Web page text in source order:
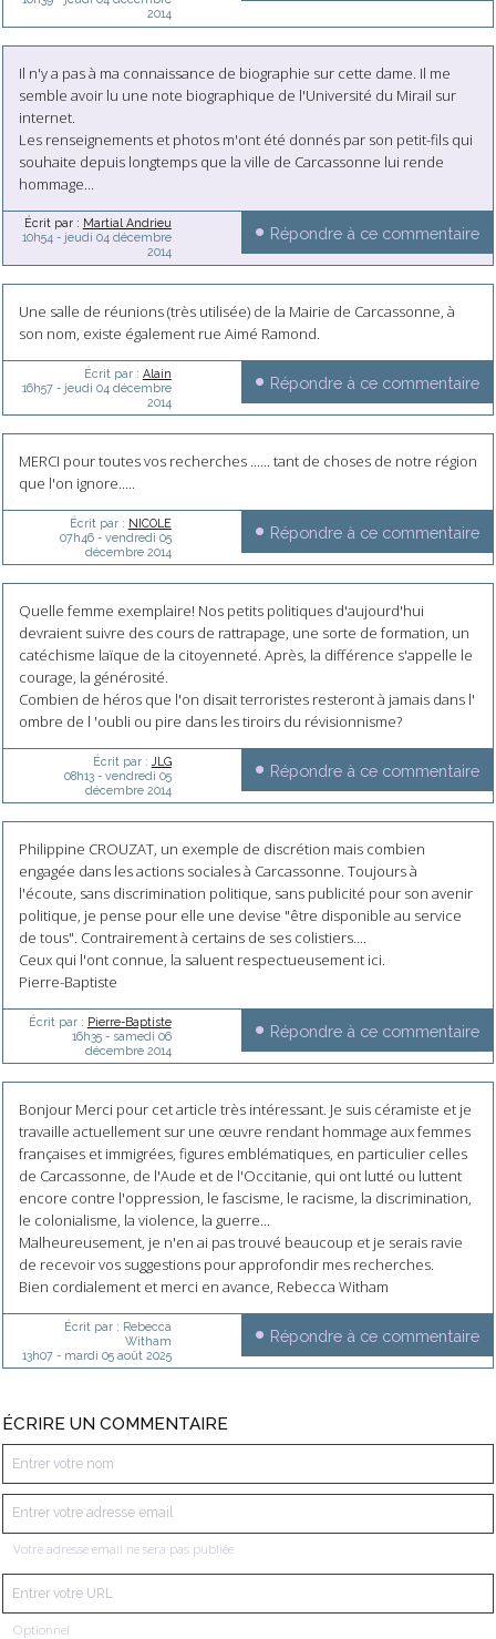
2014
Il n'y a pas à ma connaissance de biographie sur cette dame. Il me
semble avoir lu une note biographique de l'Université du Mirail sur
internet.
Les renseignements et photos m'ont été donnés par son petit-fils qui
souhaite depuis longtemps que la ville de Carcassonne lui rende
hommage...
Écrit par : Martial Andrieu
10h54- jeudi 04 décembre
2014
Répondre à ce commentaire
Une salle de réunions (très utilisée) de la Mairie de Carcassonne, à
son nom, existe également rue Aimé Ramond.
Écrit par : Alain
16h57- jeudi 04 décembre
2014
Répondre à ce commentaire
MERCI pour toutes vos recherches ...... tant de choses de notre région
que l'on ignore.....
Écrit par : NICOLE
07h46- vendredi 05
décembre 2014
Répondre à ce commentaire
Quelle femme exemplaire! Nos petits politiques d'aujourd'hui
devraient suivre des cours de rattrapage, une sorte de formation, un
catéchisme laïque de la citoyenneté. Après, la différence s'appelle le
courage, la générosité.
Combien de héros que l'on disait terroristes resteront à jamais dans l'
ombre de l 'oubli ou pire dans les tiroirs du révisionnisme?
Écrit par : JLG
08h13- vendredi 05
décembre 2014
Répondre à ce commentaire
Philippine CROUZAT, un exemple de discrétion mais combien
engagée dans les actions sociales à Carcassonne. Toujours à
l'écoute, sans discrimination politique, sans publicité pour son avenir
politique, je pense pour elle une devise "être disponible au service
de tous". Contrairement à certains de ses colistiers....
Ceux qui l'ont connue, la saluent respectueusement ici.
Pierre-Baptiste
Écrit par : Pierre-Baptiste
16h35- samedi 06
décembre 2014
Répondre à ce commentaire
Bonjour Merci pour cet article très intéressant. Je suis céramiste et je
travaille actuellement sur une œuvre rendant hommage aux femmes
françaises et immigrées, figures emblématiques, en particulier celles
de Carcassonne, de l'Aude et de l'Occitanie, qui ont lutté ou luttent
encore contre l'oppression, le fascisme, le racisme, la discrimination,
le colonialisme, la violence, la guerre...
Malheureusement, je n'en ai pas trouvé beaucoup et je serais ravie
de recevoir vos suggestions pour approfondir mes recherches.
Bien cordialement et merci en avance, Rebecca Witham
Écrit par : Rebecca
Witham
13h07- mardi 05 août 2025
Répondre à ce commentaire
ÉCRIRE UN COMMENTAIRE
Votre adresse email ne sera pas publiée
Optionnel